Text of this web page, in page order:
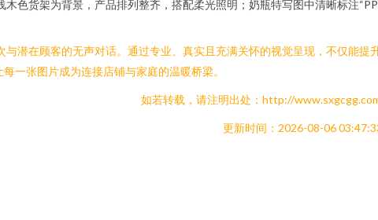
木色货架为背景，产品排列整齐，搭配柔光照明；奶瓶特写图中清晰标注
潜在顾客的无声对话。通过专业、真实且充满关怀的视觉呈现，不仅能
一张图片成为连接店铺与家庭的温暖桥梁。
如若转载，请注明出处：http://
更新时间：2026-08-06